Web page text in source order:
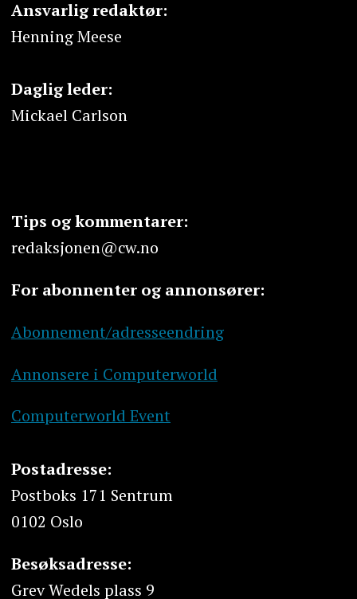
Ansvarlig redaktør:
Henning Meese
Daglig leder:
Mickael Carlson
Tips og kommentarer:
redaksjonen@cw.no
For abonnenter og annonsører:
Abonnement/adresseendring
Annonsere i Computerworld
Computerworld Event
Postadresse:
Postboks 171 Sentrum
0102 Oslo
Besøksadresse:
Grev Wedels plass 9